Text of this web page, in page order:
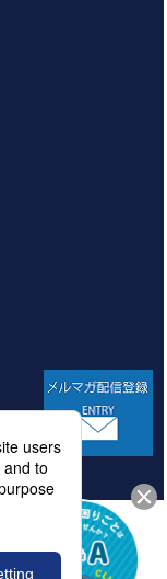
ュリティ基本方針
reserved.